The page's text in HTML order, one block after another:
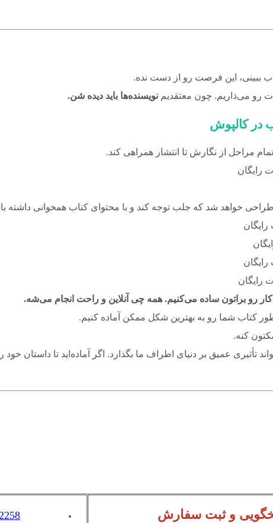
این فرصت رو از دست نده.
رو می‌ذاریم. چون معتقدیم نویسنده‌ها باید دیده شن.
در کالپوش
مراحل از نگارش تا انتشار همراهی کند.
رایگان
خواهد شد که جلب توجه کند و با محتوای کتاب همخوانی داشته
رایگان
رو براتون ساده می‌کنیم. همه چی آنلاین و راحت انجام می‌شه.
کتاب شما رو به بهترین شکل ممکن آماده کنیم.
کنه.
تأثیری عمیق بر دنیای اطراف ما بگذارد. اگر آماده‌اید تا داستان خود
و ثبت سفارش